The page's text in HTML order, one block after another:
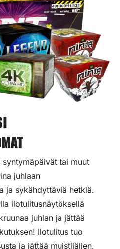
syntymäpäivät tai muut
juhlaan
ja sykähdyttäviä hetkiä.
ilotulitusnäytöksellä
juhlan ja jättää
Ilotulitus tuo
ja jättää muistijäljen,